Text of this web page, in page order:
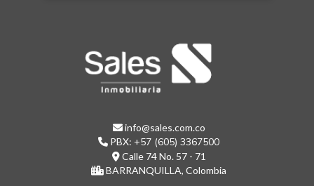
info@sales.com.co
PBX: +57 (605) 3367500
Calle 74 No. 57 - 71
BARRANQUILLA, Colombia